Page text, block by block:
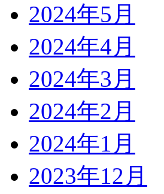
2024年5月
2024年4月
2024年3月
2024年2月
2024年1月
2023年12月